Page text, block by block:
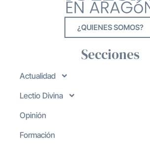
¿QUIENES SOMOS?
Secciones
Actualidad
Lectio Divina
Opinión
Formación